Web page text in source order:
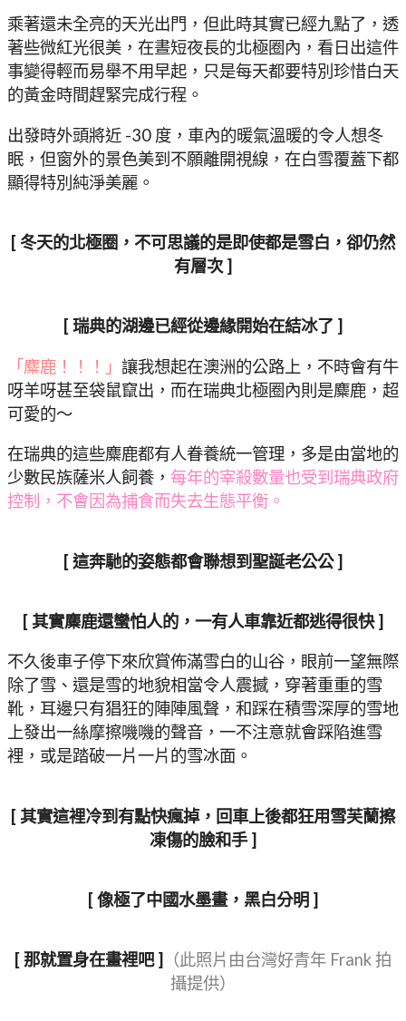
乘著還未全亮的天光出門，但此時其實已經九點了，透
著些微紅光很美，在晝短夜長的北極圈內，看日出這件
事變得輕而易舉不用早起，只是每天都要特別珍惜白天
的黃金時間趕緊完成行程。
出發時外頭將近 -30 度，車內的暖氣溫暖的令人想冬
眠，但窗外的景色美到不願離開視線，在白雪覆蓋下都
顯得特別純淨美麗。
[ 冬天的北極圈，不可思議的是即使都是雪白，卻仍然
有層次 ]
[ 瑞典的湖邊已經從邊緣開始在結冰了 ]
「麋鹿！！！」 讓我想起在澳洲的公路上，不時會有牛
呀羊呀甚至袋鼠竄出，而在瑞典北極圈內則是麋鹿，超
可愛的～
在瑞典的這些麋鹿都有人眷養統一管理，多是由當地的
少數民族薩米人飼養， 每年的宰殺數量也受到瑞典政府
控制，不會因為捕食而失去生態平衡。
[ 這奔馳的姿態都會聯想到聖誕老公公 ]
[ 其實麋鹿還蠻怕人的，一有人車靠近都逃得很快 ]
不久後車子停下來欣賞佈滿雪白的山谷，眼前一望無際
除了雪、還是雪的地貌相當令人震撼，穿著重重的雪
靴，耳邊只有猖狂的陣陣風聲，和踩在積雪深厚的雪地
上發出一絲摩擦嘰嘰的聲音，一不注意就會踩陷進雪
裡，或是踏破一片一片的雪冰面。
[ 其實這裡冷到有點快瘋掉，回車上後都狂用雪芙蘭擦
凍傷的臉和手 ]
[ 像極了中國水墨畫，黑白分明 ]
[ 那就置身在畫裡吧 ]
（此照片由台灣好青年 Frank 拍
攝提供）